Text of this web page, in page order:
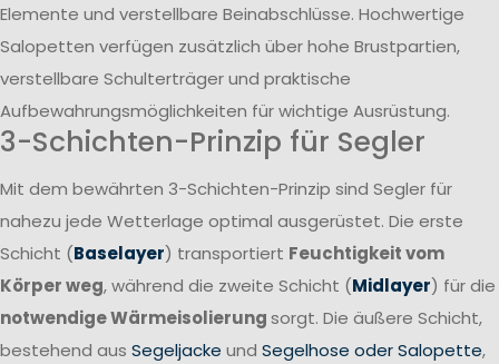
Elemente und verstellbare Beinabschlüsse. Hochwertige
Salopetten verfügen zusätzlich über hohe Brustpartien,
verstellbare Schulterträger und praktische
Aufbewahrungsmöglichkeiten für wichtige Ausrüstung.
3-Schichten-Prinzip für Segler
Mit dem bewährten 3-Schichten-Prinzip sind Segler für
nahezu jede Wetterlage optimal ausgerüstet. Die erste
Schicht (Baselayer) transportiert Feuchtigkeit vom
Körper weg, während die zweite Schicht (Midlayer) für die
notwendige Wärmeisolierungsorgt. Die äußere Schicht,
bestehend aus Segeljacke und Segelhose oder Salopette,